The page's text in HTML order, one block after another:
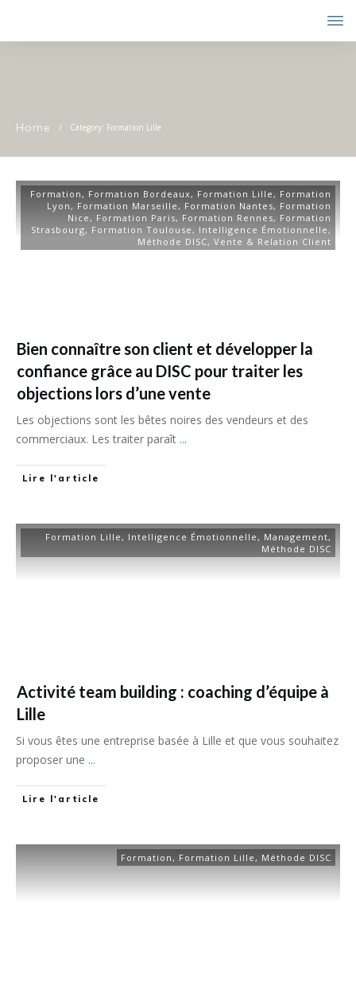
Home / Category: Formation Lille
Formation, Formation Bordeaux, Formation Lille, Formation
Lyon, Formation Marseille, Formation Nantes, Formation
Nice, Formation Paris, Formation Rennes, Formation
Strasbourg, Formation Toulouse, Intelligence Émotionnelle,
Méthode DISC, Vente & Relation Client
Bien connaître son client et développer la
confiance grâce au DISC pour traiter les
objections lors d’une vente
Les objections sont les bêtes noires des vendeurs et des
commerciaux. Les traiter paraît ...
Lire l'article
Formation Lille, Intelligence Émotionnelle, Management,
Méthode DISC
Activité team building : coaching d’équipe à
Lille
Si vous êtes une entreprise basée à Lille et que vous souhaitez
proposer une ...
Lire l'article
Formation, Formation Lille, Méthode DISC